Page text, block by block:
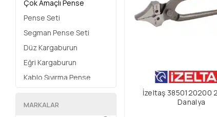
Çok Amaçlı Pense
Pense Seti
Segman Pense Seti
Düz Kargaburun
Eğri Kargaburun
Kablo Sıyırma Pense
Elektronikçi Kargaburun
MARKALAR
İzeltaş 3850120200
Danalya